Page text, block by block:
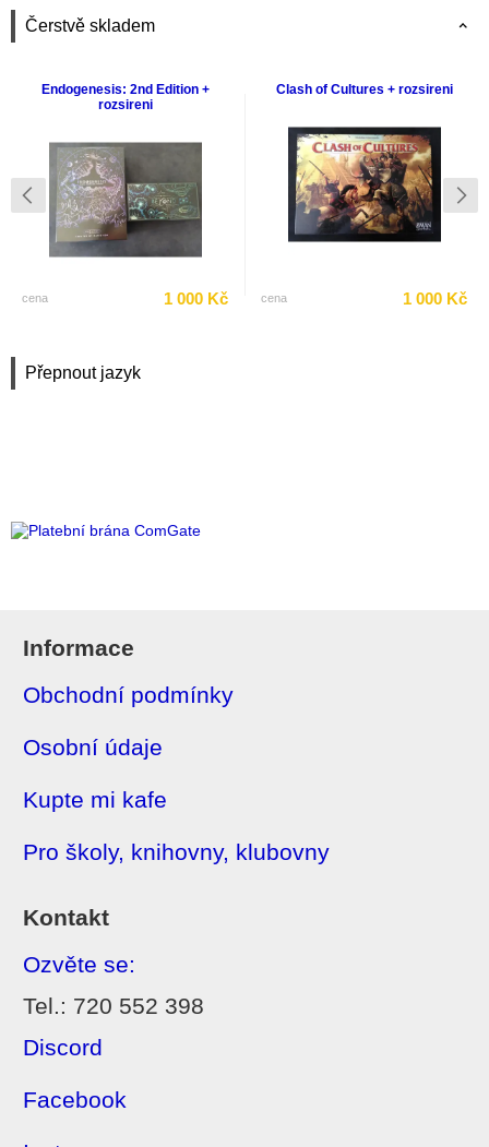
Přepnout jazyk
Čerstvě skladem
Endogenesis: 2nd Edition +
rozsireni
cena 1 000 Kč
Clash of Cultures + rozsireni
cena 1 000 Kč
Informace
Obchodní podmínky
Osobní údaje
Kupte mi kafe
Pro školy, knihovny, klubovny
Kontakt
Ozvěte se:
Tel.: 720 552 398
Discord
Facebook